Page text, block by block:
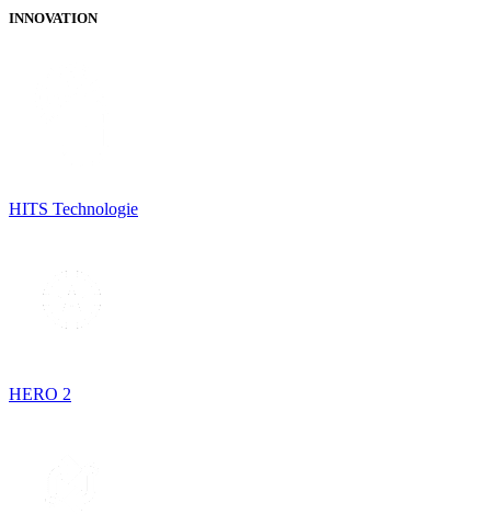
INNOVATION
HITS Technologie
HERO 2